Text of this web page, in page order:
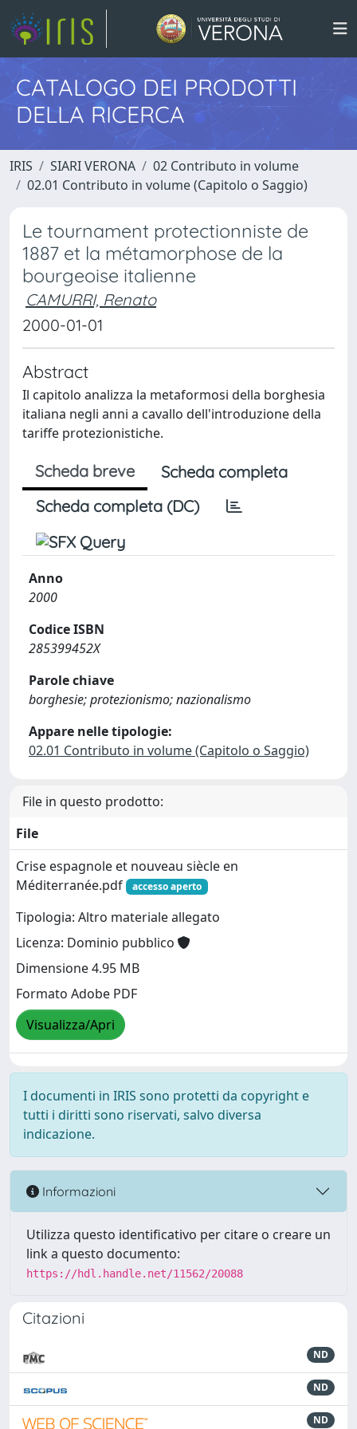
CATALOGO DEI PRODOTTI
DELLA RICERCA
IRIS SIARI VERONA
02 Contributo in volume
02.01 Contributo in volume (Capitolo o Saggio)
Le tournament protectionniste de
1887 et la métamorphose de la
bourgeoise italienne
CAMURRI, Renato
2000-01-01
Abstract
Il capitolo analizza la metaformosi della borghesia
italiana negli anni a cavallo dell'introduzione della
tariffe protezionistiche.
Scheda breve
Scheda completa
Scheda completa (DC)
Anno
2000
Codice ISBN
285399452X
Parole chiave
borghesie; protezionismo; nazionalismo
Appare nelle tipologie:
02.01 Contributo in volume (Capitolo o Saggio)
File in questo prodotto:
File
Crise espagnole et nouveau siècle en
Méditerranée.pdf
accesso aperto
Tipologia: Altro materiale allegato
Licenza: Dominio pubblico
Dimensione 4.95 MB
Formato Adobe PDF
Visualizza/Apri
I documenti in IRIS sono protetti da copyright e
tutti i diritti sono riservati, salvo diversa
indicazione.
Informazioni
Utilizza questo identificativo per citare o creare un
link a questo documento:
https://hdl.handle.net/11562/20088
Citazioni
ND
ND
ND